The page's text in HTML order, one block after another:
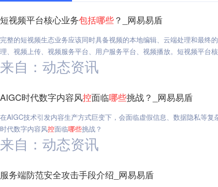
短视频平台核心业务包括哪些？_网易易盾
完整的短视频生态业务应该同时具备视频的本地编辑、云端处理和最终
理、视频上传、视频服务平台、用户服务平台、视频播放。短视频平台
来自：动态资讯
AIGC时代数字内容风控面临哪些挑战？_网易易盾
在AIGC技术引发内容生产方式巨变下，会面临虚假信息、数据隐私等复
时代数字内容风控面临哪些挑战？
来自：动态资讯
服务端防范安全攻击手段介绍_网易易盾